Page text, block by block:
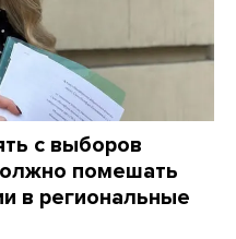
с выборов
помешать
в региональные